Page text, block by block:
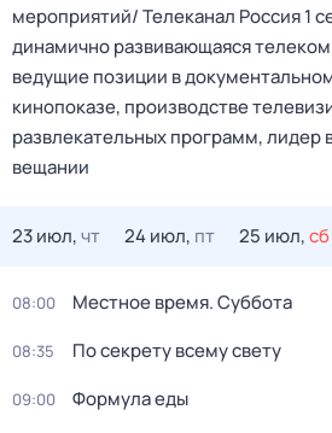
мероприятий/ Телеканал Россия 1
динамично развивающаяся
ведущие позиции в
кинопоказе, производстве
развлекательных программ,
вещании
23 июл,чт 24 июл, пт 25 июл,сб
08:00 Местное время. Суббота
08:35 По секрету всему свету
09:00 Формула еды